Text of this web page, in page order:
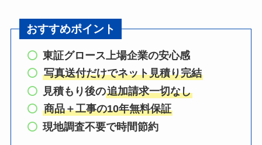
おすすめポイント
東証グロース上場企業の安心感
写真送付だけでネット見積り完結
見積もり後の追加請求一切なし
商品＋工事の10年無料保証
現地調査不要で時間節約